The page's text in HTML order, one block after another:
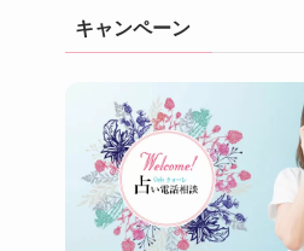
キャンペーン